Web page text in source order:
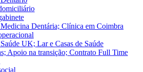
Dentária; Clínica em Coimbra
UK; Lar e Casas de Saúde
Apoio na transição; Contrato Full Time